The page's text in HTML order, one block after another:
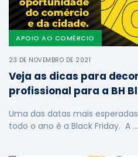
APOIO AO COMÉRCIO
23 DE NOVEMBRO DE 2021
Veja as dicas para
profissional para a BH
Uma das datas mais
todo o ano é a Black Friday. A …